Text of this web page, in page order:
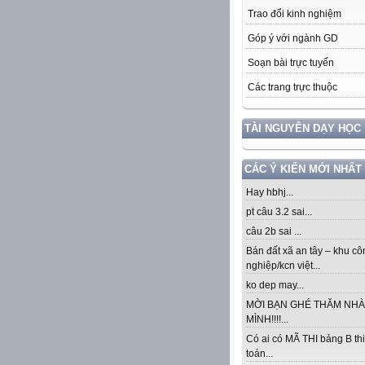
Trao đổi kinh nghiệm
Góp ý với ngành GD
Soạn bài trực tuyến
Các trang trực thuộc
TÀI NGUYÊN DẠY HỌC
CÁC Ý KIẾN MỚI NHẤT
Hay hbhj...
pt câu 3.2 sai...
câu 2b sai ...
Bán đất xã an tây – khu
nghiệp/kcn việt...
ko dep may...
MỜI BẠN GHÉ THĂM NHÀ
MÌNH!!!!...
Có ai có MÃ THI bảng B
toán...